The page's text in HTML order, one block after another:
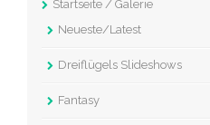
Startseite / Galerie
Neueste/Latest
Dreiflügels Slideshows
Fantasy